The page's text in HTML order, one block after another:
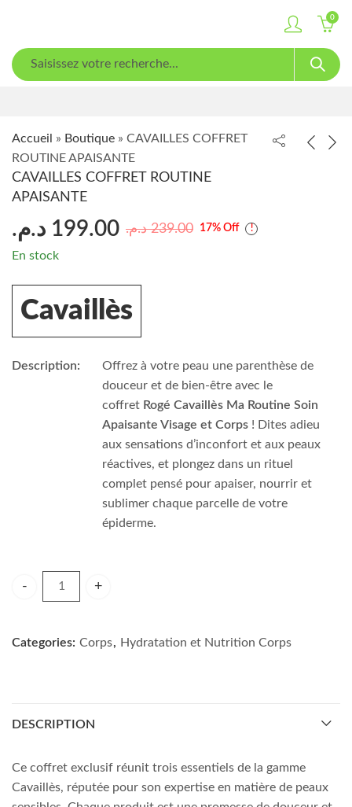
0
Accueil » Boutique » CAVAILLES COFFRET
ROUTINE APAISANTE
CAVAILLES COFFRET ROUTINE
APAISANTE
239.00 د.م. 199.00 د.م. 17% Off
En stock
Cavaillès
Description:
Offrez à votre peau une parenthèse de
douceur et de bien-être avec le
coffret Rogé Cavaillès Ma Routine Soin
Apaisante Visage et Corps ! Dites adieu
aux sensations d’inconfort et aux peaux
réactives, et plongez dans un rituel
complet pensé pour apaiser, nourrir et
sublimer chaque parcelle de votre
épiderme.
Categories: Corps, Hydratation et Nutrition Corps
DESCRIPTION
Ce coffret exclusif réunit trois essentiels de la gamme
Cavaillès, réputée pour son expertise en matière de peaux